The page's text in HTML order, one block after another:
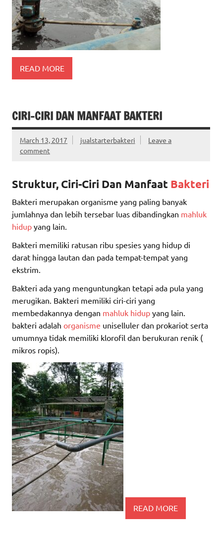
READ MORE
CIRI-CIRI DAN MANFAAT BAKTERI
March 13, 2017 jualstarterbakteri
Leave a
comment
Struktur, Ciri-Ciri Dan Manfaat Bakteri
Bakteri merupakan organisme yang paling banyak
jumlahnya dan lebih tersebar luas dibandingkan mahluk
hidup yang lain.
Bakteri memiliki ratusan ribu spesies yang hidup di
darat hingga lautan dan pada tempat-tempat yang
ekstrim.
Bakteri ada yang menguntungkan tetapi ada pula yang
merugikan. Bakteri memiliki ciri-ciri yang
membedakannya dengan mahluk hidup yang lain.
bakteri adalah organisme uniselluler dan prokariot serta
umumnya tidak memiliki klorofil dan berukuran renik (
mikros ropis).
READ MORE